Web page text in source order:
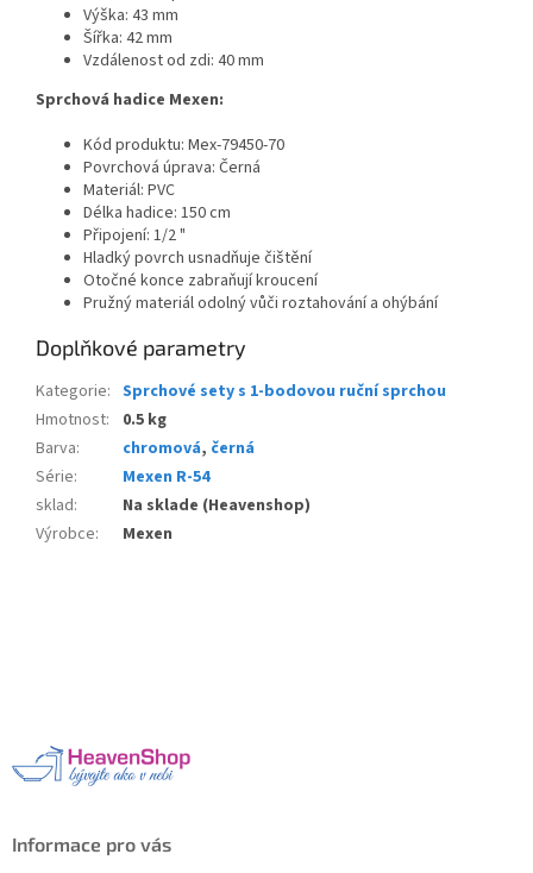
Výška: 43 mm
Šířka: 42 mm
Vzdálenost od zdi: 40 mm
Sprchová hadice Mexen:
Kód produktu: Mex-79450-70
Povrchová úprava: Černá
Materiál: PVC
Délka hadice: 150 cm
Připojení: 1/2 "
Hladký povrch usnadňuje čištění
Otočné konce zabraňují kroucení
Pružný materiál odolný vůči roztahování a ohýbání
Doplňkové parametry
Kategorie: Sprchové sety s 1-bodovou ruční sprchou
Hmotnost:
0.5 kg
Barva: chromová, černá
Série:
Mexen R-54
sklad:
Na sklade (Heavenshop)
Výrobce: Mexen
Informace pro vás